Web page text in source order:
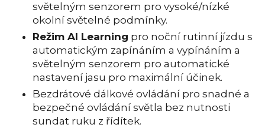
světelným senzorem pro vysoké/nízké
okolní světelné podmínky.
Režim AI Learning pro noční rutinní jízdu s
automatickým zapínáním a vypínáním a
světelným senzorem pro automatické
nastavení jasu pro maximální účinek.
Bezdrátové dálkové ovládání pro snadné a
bezpečné ovládání světla bez nutnosti
sundat ruku z řídítek.